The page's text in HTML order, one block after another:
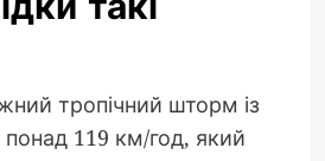
тропічний шторм із
119 км/год, який